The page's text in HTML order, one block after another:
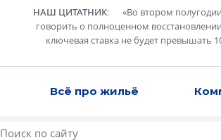
НАШ ЦИТАТНИК: «Во втором
говорить о полноценном
ключевая ставка не будет превышать
Всё про жильё